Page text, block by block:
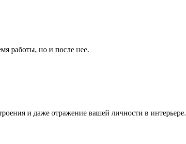
работы, но и после нее.
и даже отражение вашей личности в интерьере.